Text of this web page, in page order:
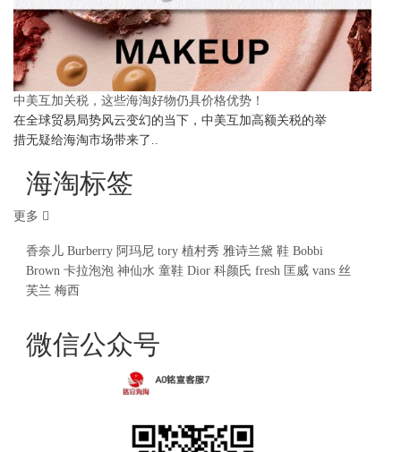
中美互加关税，这些海淘好物仍具价格优势！
在全球贸易局势风云变幻的当下，中美互加高额关税的举
措无疑给海淘市场带来了..
海淘标签
更多
香奈儿 Burberry 阿玛尼 tory 植村秀 雅诗兰黛 鞋 Bobbi
Brown 卡拉泡泡 神仙水 童鞋 Dior 科颜氏 fresh 匡威 vans 丝
芙兰 梅西
微信公众号